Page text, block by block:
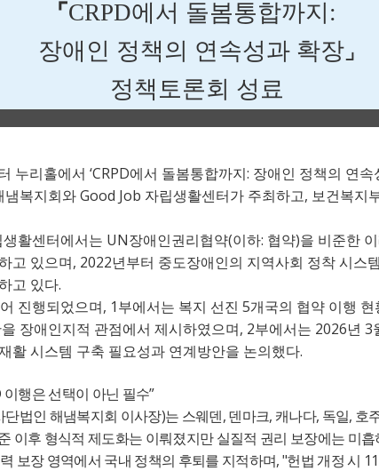
⌜CRPD에서 돌봄통합까지 :
장애인 정책의 연속성과 확장⌟
정책토론회 성료
누리홀에서 ‘CRPD에서 돌봄통합까지 : 장애인 정책의 연속
냄복지회와 Good Job 자립생활센터가 주최하고, 보건복지
생활센터에서는 UN장애인권리협약(이하: 협약)을 비준한
고 있으며 , 2022년부터 중도장애인의 지역사회 정착 시스
고 있다.
진행되었으며 , 1 부에서는 복지 선진 5개국의 협약 이행
장애인지적 관점에서 제시하였으며 , 2부에서는 2026년 3
활 시스템 구축 필요성과 연계방안을 논의했다.
이행은 선택이 아닌 필수”
단법인 해냄복지회 이사장)는 스웨덴 , 덴마크, 캐나다, 독일, 호
이후 형식적 제도화는 이뤄졌지만 실질적 권리 보장에는 미흡
보장 영역에서 국내 정책의 후퇴를 지적하며, "헌법 개정 시 11